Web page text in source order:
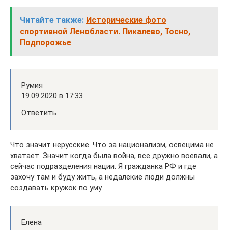
Читайте также: Исторические фото
спортивной Ленобласти. Пикалево, Тосно,
Подпорожье
Румия
19.09.2020 в 17:33
Ответить
Что значит нерусские. Что за национализм, освецима не
хватает. Значит когда была война, все дружно воевали, а
сейчас подразделения нации. Я гражданка РФ и где
захочу там и буду жить, а недалекие люди должны
создавать кружок по уму.
Елена